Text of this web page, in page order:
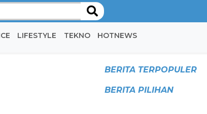
LIFESTYLE TEKNO HOTNEWS
BERITA TERPOPULER
BERITA PILIHAN